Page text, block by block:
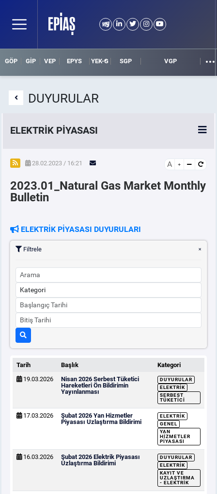
GÖP GİP VEP EPYS YEK-G SGP VGP
DUYURULAR
ELEKTRİK PİYASASI
SPOT ELEKTRİK PİYASALARI
ÖRNEK FİNANS BELGELERİ
PİYASAKAYITSÜRECİ
SERBEST TÜKETİCİ
MALİ UZLAŞTIRMA
TEMİNAT
BÜLTENLER
DUYURULAR
BT HİZMET YÖNETİM SİSTEMİ POLİTİKAMIZ
28.02.2023 / 16:21 A
2023.01_Natural Gas Market Monthly
Bulletin
ELEKTRİK PİYASASI DUYURULARI
Filtrele
Tarih Başlık
Kategori
19.03.2026
Nisan 2026 Serbest Tüketici
Hareketleri Ön Bildirimin
Yayınlanması
DUYURULAR
ELEKTRIK
SERBEST
TÜKETICI
17.03.2026
Şubat 2026 Yan Hizmetler
Piyasası Uzlaştırma Bildirimi
ELEKTRIK
GENEL
YAN
HIZMETLER
PIYASASI
16.03.2026
Şubat 2026 Elektrik Piyasası
Uzlaştırma Bildirimi
DUYURULAR
ELEKTRIK
KAYIT VE
UZLAŞTIRMA
- ELEKTRIK